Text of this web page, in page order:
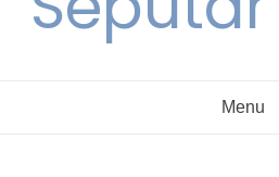
Menu